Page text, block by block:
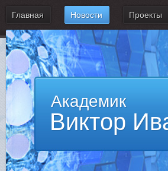
Главная Новости Проекты
Академик
Виктор